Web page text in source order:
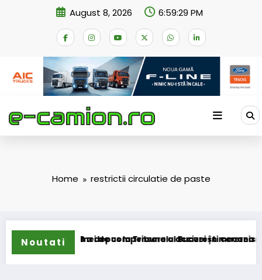
August 8, 2026 6:59:29 PM
Home restrictii circulatie de paste
Noutati
schemei de compensare a accizei în mecanism
STB a depus la Tribunalul București cererea